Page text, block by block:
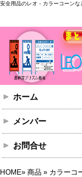
安全用品のレオ - カラーコーンな
ホーム
メンバー
お問合せ
HOME» 商品 » カラーコ